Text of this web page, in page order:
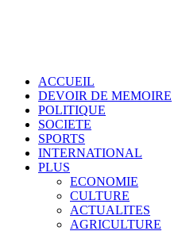
ACCUEIL
DEVOIR DE MEMOIRE
POLITIQUE
SOCIETE
SPORTS
INTERNATIONAL
PLUS
ECONOMIE
CULTURE
ACTUALITES
AGRICULTURE